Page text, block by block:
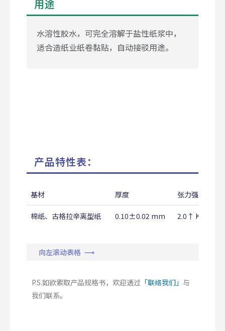
用途
水溶性胶水，可完全溶解于盐性纸浆中，
适合造纸业纸卷黏贴，自动接驳用途。
产品特性表：
基材 厚度 张力强度
棉纸、古格拉辛离型纸 0.10±0.02 mm 2.0↑ Kg/
向左滚动表格 ⟶
P.S.如欲索取产品规格书，欢迎透过 「联络我们」 与
我们联系。